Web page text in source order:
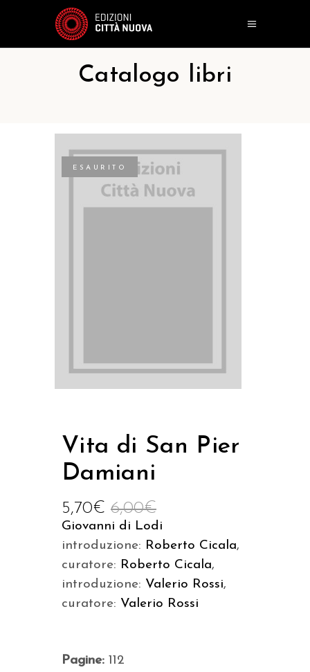
Catalogo libri
ESAURITO
Vita di San Pier
Damiani
6,00€
5,70€
Giovanni di Lodi
introduzione: Roberto Cicala,
curatore: Roberto Cicala,
introduzione: Valerio Rossi,
curatore: Valerio Rossi
Pagine: 112